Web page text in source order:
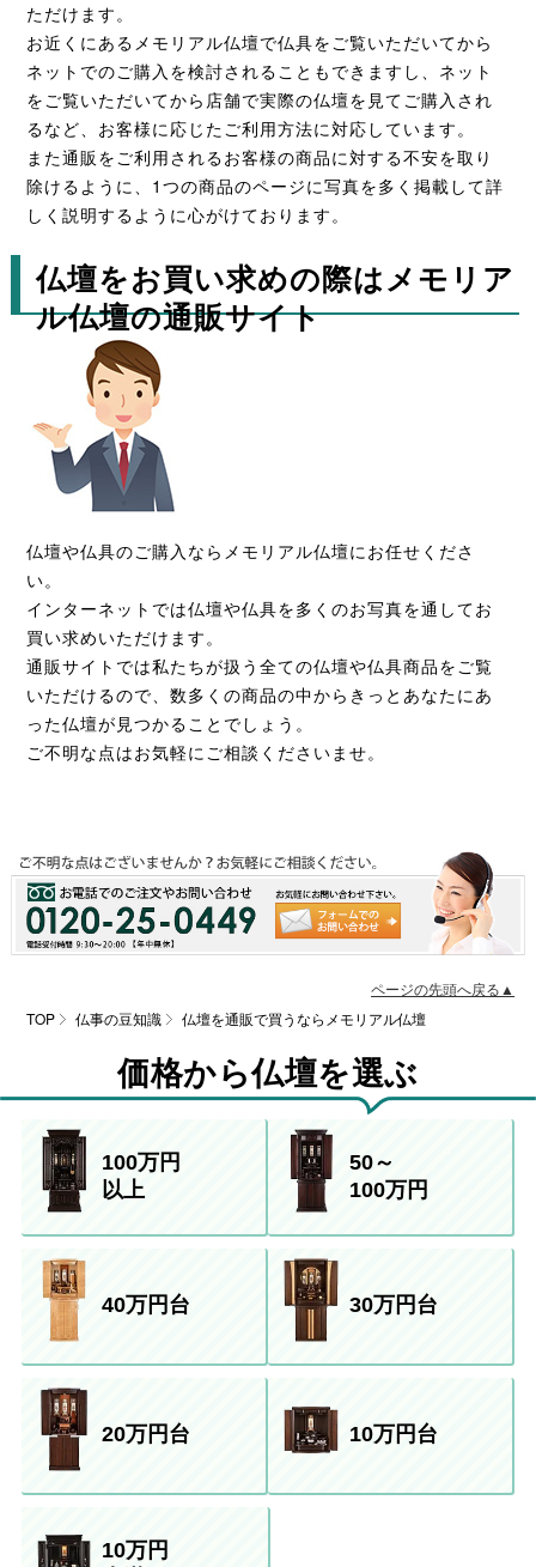
ただけます。
お近くにあるメモリアル仏壇で仏具をご覧いただいてから
ネットでのご購入を検討されることもできますし、ネット
をご覧いただいてから店舗で実際の仏壇を見てご購入され
るなど、お客様に応じたご利用方法に対応しています。
また通販をご利用されるお客様の商品に対する不安を取り
除けるように、1つの商品のページに写真を多く掲載して詳
しく説明するように心がけております。
仏壇をお買い求めの際はメモリア
ル仏壇の通販サイト
仏壇や仏具のご購入ならメモリアル仏壇にお任せくださ
い。
インターネットでは仏壇や仏具を多くのお写真を通してお
買い求めいただけます。
通販サイトでは私たちが扱う全ての仏壇や仏具商品をご覧
いただけるので、数多くの商品の中からきっとあなたにあ
った仏壇が見つかることでしょう。
ご不明な点はお気軽にご相談くださいませ。
ページの先頭へ戻る▲
TOP
仏事の豆知識 仏壇を通販で買うならメモリアル仏壇
価格から仏壇を選ぶ
100万円
以上
50～
100万円
40万円台 30万円台
20万円台 10万円台
10万円